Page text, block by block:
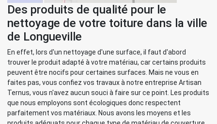
Des produits de qualité pour le
nettoyage de votre toiture dans la ville
de Longueville
En effet, lors d'un nettoyage d'une surface, il faut d'abord
trouver le produit adapté à votre matériau, car certains produits
peuvent être nocifs pour certaines surfaces. Mais ne vous en
faites pas, vous confiez vos travaux à notre entreprise Artisan
Ternus, vous n'avez aucun souci à faire sur ce point. Les produits
que nous employons sont écologiques donc respectent
parfaitement vos matériaux. Nous avons les moyens et les